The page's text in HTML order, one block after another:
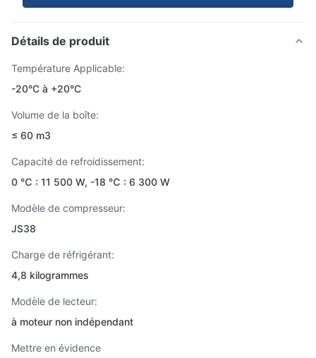
Détails de produit
Température Applicable:
-20°C à +20°C
Volume de la boîte:
≤ 60 m3
Capacité de refroidissement:
0 ℃ : 11 500 W, -18 ℃ : 6 300 W
Modèle de compresseur:
JS38
Charge de réfrigérant:
4,8 kilogrammes
Modèle de lecteur:
à moteur non indépendant
Mettre en évidence